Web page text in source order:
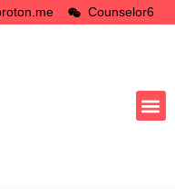
Counselor6